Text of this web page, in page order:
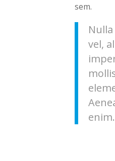
sem.
vel,
enim.